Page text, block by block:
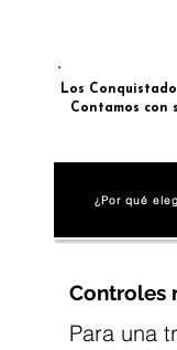
Los
Contamos con
¿Por qué
Controles
Para una